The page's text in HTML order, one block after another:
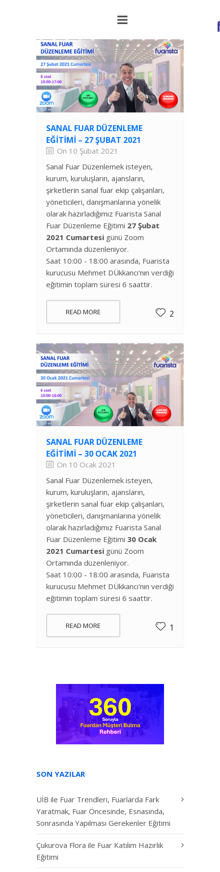
SANAL FUAR DÜZENLEME
EĞITIMI – 27 ŞUBAT 2021
On 10 Şubat 2021
Sanal Fuar Düzenlemek isteyen,
kurum, kuruluşların, ajansların,
şirketlerin sanal fuar ekip çalışanları,
yöneticileri, danışmanlarına yönelik
olarak hazırladığımız Fuarista Sanal
Fuar Düzenleme Eğitimi 27 Şubat
2021 Cumartesi günü Zoom
Ortamında düzenleniyor.
Saat 10:00 - 18:00 arasında, Fuarista
kurucusu Mehmet DÜkkancı'nın verdiği
eğitimin toplam süresi 6 saattir.
READ MORE 2
SANAL FUAR DÜZENLEME
EĞITIMI – 30 OCAK 2021
On 10 Ocak 2021
Sanal Fuar Düzenlemek isteyen,
kurum, kuruluşların, ajansların,
şirketlerin sanal fuar ekip çalışanları,
yöneticileri, danışmanlarına yönelik
olarak hazırladığımız Fuarista Sanal
Fuar Düzenleme Eğitimi 30 Ocak
2021 Cumartesi günü Zoom
Ortamında düzenleniyor.
Saat 10:00 - 18:00 arasında, Fuarista
kurucusu Mehmet DÜkkancı'nın verdiği
eğitimin toplam süresi 6 saattir.
READ MORE 1
SON YAZILAR
UİB ile Fuar Trendleri, Fuarlarda Fark
Yaratmak, Fuar Öncesinde, Esnasında,
Sonrasında Yapılması Gerekenler Eğitimi
Çukurova Flora ile Fuar Katılım Hazırlık
Eğitimi